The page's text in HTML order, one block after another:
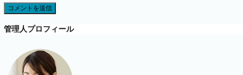
管理人プロフィール